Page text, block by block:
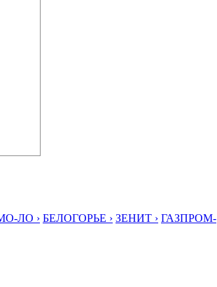
ЛО › БЕЛОГОРЬЕ › ЗЕНИТ › ГАЗПРОМ-